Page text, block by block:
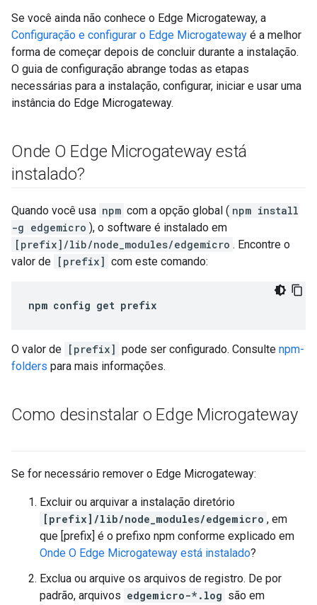
Se você ainda não conhece o Edge Microgateway, a
Configuração e configurar o Edge Microgateway é a melhor
forma de começar depois de concluir durante a instalação.
O guia de configuração abrange todas as etapas
necessárias para a instalação, configurar, iniciar e usar uma
instância do Edge Microgateway.
Onde O Edge Microgateway está
instalado?
Quando você usa npm com a opção global ( npm install
-g edgemicro ), o software é instalado em
[prefix]/lib/node_modules/edgemicro . Encontre o
valor de [prefix] com este comando:
npm config get prefix
O valor de [prefix] pode ser configurado. Consulte npm-
folders para mais informações.
Como desinstalar o Edge Microgateway
Se for necessário remover o Edge Microgateway:
Excluir ou arquivar a instalação diretório
[prefix]/lib/node_modules/edgemicro , em
que [prefix] é o prefixo npm conforme explicado em
Onde O Edge Microgateway está instalado?
Exclua ou arquive os arquivos de registro. De por
padrão, arquivos edgemicro-*.log são em